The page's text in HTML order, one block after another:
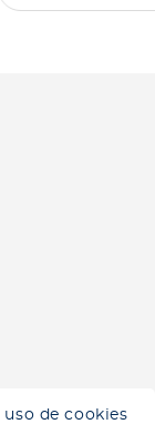
de cookies